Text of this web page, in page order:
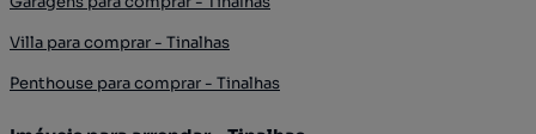
Villa para comprar - Tinalhas
Penthouse para comprar - Tinalhas